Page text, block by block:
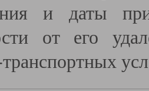
и даты
от его